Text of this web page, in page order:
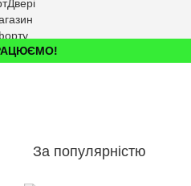
За популярністю